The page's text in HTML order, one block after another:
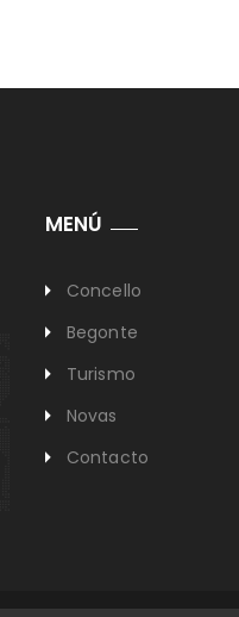
MENÚ
Concello
Begonte
Turismo
Novas
Contacto